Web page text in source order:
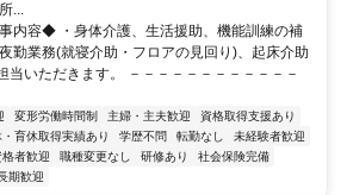
...
内容◆ ・身体介護、生活援助、機能訓練の補
勤業務(就寝介助・フロアの見回り)、起床介助
いただきます。 －－－－－－－－－－－－
変形労働時間制 主婦・主夫歓迎
資格取得支援あり
・育休取得実績あり 学歴不問 転勤なし
未経験者歓迎
者歓迎 職種変更なし 研修あり
社会保険完備
期歓迎